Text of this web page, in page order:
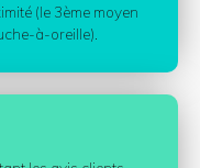
(le 3ème moyen
à-oreille).